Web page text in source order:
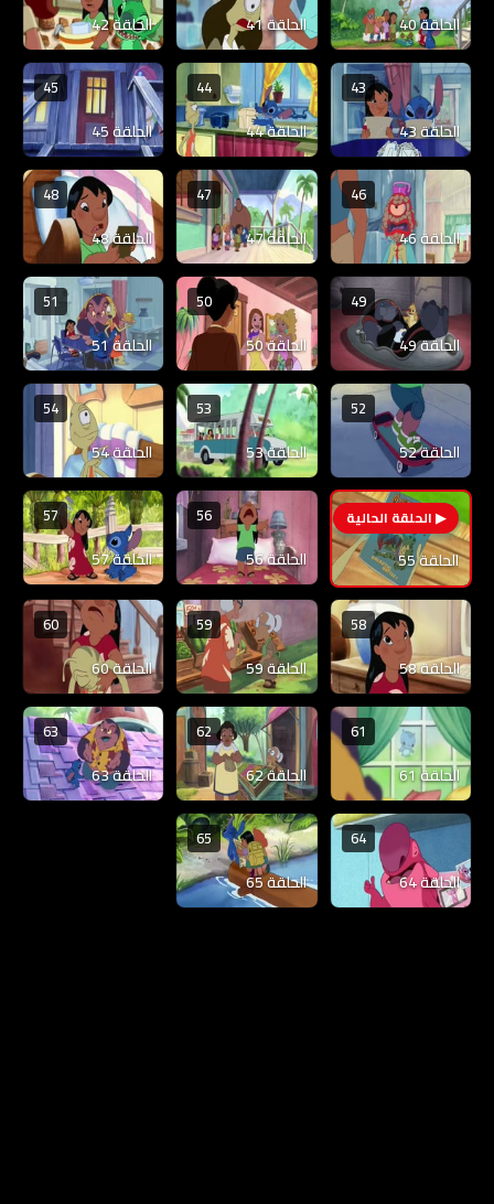
الحلقة 40 الحلقة 41 الحلقة 42
43
الحلقة 43
44
الحلقة 44
45
الحلقة 45
46
الحلقة 46
47
الحلقة 47
48
الحلقة 48
49
الحلقة 49
50
الحلقة 50
51
الحلقة 51
52
الحلقة 52
53
الحلقة 53
54
الحلقة 54
55
الحلقة 55
56
الحلقة 56
57
الحلقة 57
58
الحلقة 58
59
الحلقة 59
60
الحلقة 60
61
الحلقة 61
62
الحلقة 62
63
الحلقة 63
64
الحلقة 64
65
الحلقة 65